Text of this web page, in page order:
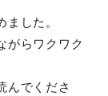
した。
がらワクワク
んでくださ